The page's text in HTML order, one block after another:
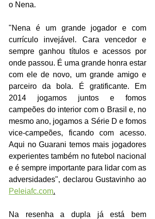
o Nena.
"Nena é um grande jogador e com
currículo invejável. Cara vencedor e
sempre ganhou títulos e acessos por
onde passou. É uma grande honra estar
com ele de novo, um grande amigo e
parceiro da bola. É gratificante. Em
2014 jogamos juntos e fomos
campeões do interior com o Brasil e, no
mesmo ano, jogamos a Série D e fomos
vice-campeões, ficando com acesso.
Aqui no Guarani temos mais jogadores
experientes também no futebol nacional
e é sempre importante para lidar com as
Peleiafc.com.
Na resenha a dupla já está bem